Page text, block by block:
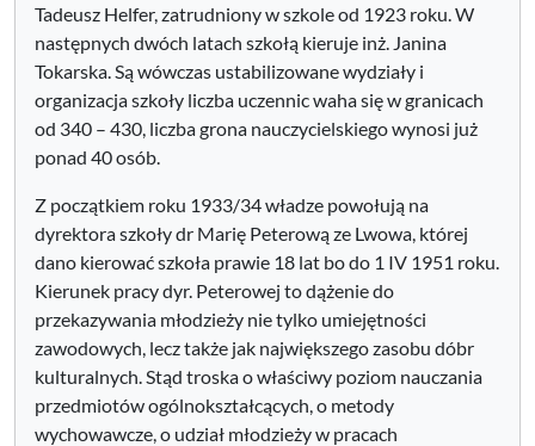
Tadeusz Helfer, zatrudniony w szkole od 1923 roku. W
następnych dwóch latach szkołą kieruje inż. Janina
Tokarska. Są wówczas ustabilizowane wydziały i
organizacja szkoły liczba uczennic waha się w granicach
od 340 – 430, liczba grona nauczycielskiego wynosi już
ponad 40 osób.
Z początkiem roku 1933/34 władze powołują na
dyrektora szkoły dr Marię Peterową ze Lwowa, której
dano kierować szkoła prawie 18 lat bo do 1 IV 1951 roku.
Kierunek pracy dyr. Peterowej to dążenie do
przekazywania młodzieży nie tylko umiejętności
zawodowych, lecz także jak największego zasobu dóbr
kulturalnych. Stąd troska o właściwy poziom nauczania
przedmiotów ogólnokształcących, o metody
wychowawcze, o udział młodzieży w pracach